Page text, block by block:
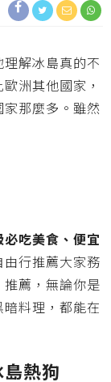
解冰島真的不
洲其他國家，
那麼多。雖然
吃美食、便宜
行推薦大家務
薦，無論你是
料理，都能在
熱狗